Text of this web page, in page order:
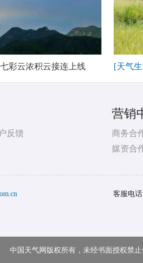
彩云浓积云接连上线 [天气
反馈
营销
商务合
媒资合
客服电
中国天气网版权所有，未经书面授权